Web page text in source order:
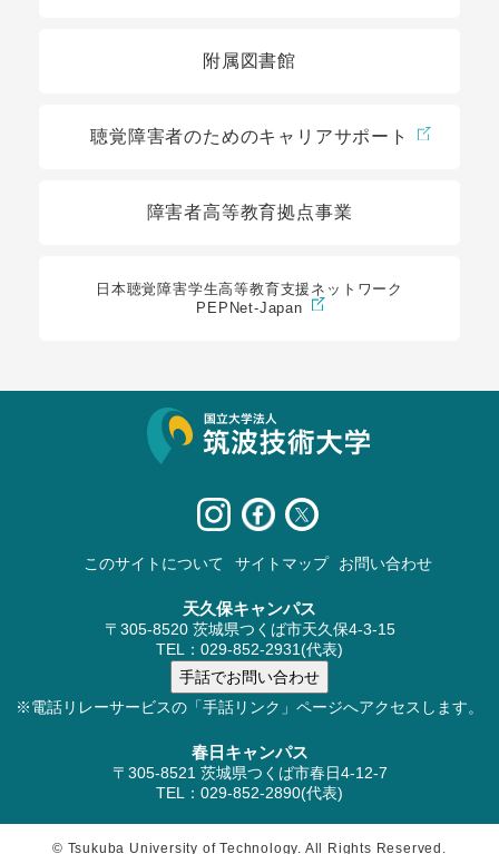
附属図書館
聴覚障害者のためのキャリアサポート
障害者高等教育拠点事業
日本聴覚障害学生高等教育支援ネットワーク
PEPNet-Japan
このサイトについて サイトマップ お問い合わせ
天久保キャンパス
〒305-8520 茨城県つくば市天久保4-3-15
TEL：029-852-2931(代表)
※電話リレーサービスの「手話リンク」ページへアクセスします。
春日キャンパス
〒305-8521 茨城県つくば市春日4-12-7
TEL：029-852-2890(代表)
© Tsukuba University of Technology. All Rights Reserved.